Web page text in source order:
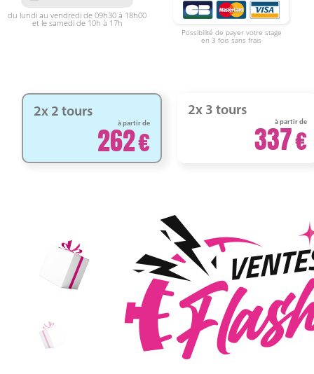
du lundi au vendredi de 09h30 à 18h00
et le samedi de 10h à 17h
Possibilité de payer votre stage
en 3 fois sans frais
2x 2 tours
à partir de
262
2x 3 tours
à partir de
337